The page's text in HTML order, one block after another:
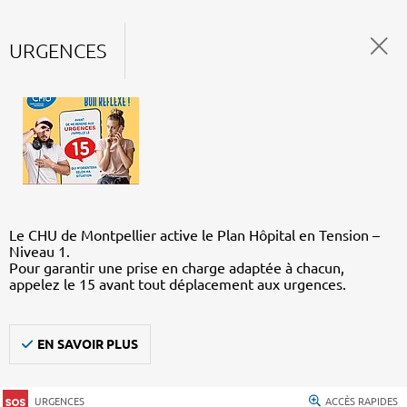
URGENCES
Le CHU de Montpellier active le Plan Hôpital en Tension –
Niveau 1.
Pour garantir une prise en charge adaptée à chacun,
appelez le 15 avant tout déplacement aux urgences.
EN SAVOIR PLUS
URGENCES ACCÈS RAPIDES